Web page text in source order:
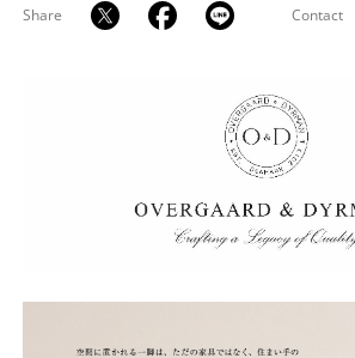
Share Contact